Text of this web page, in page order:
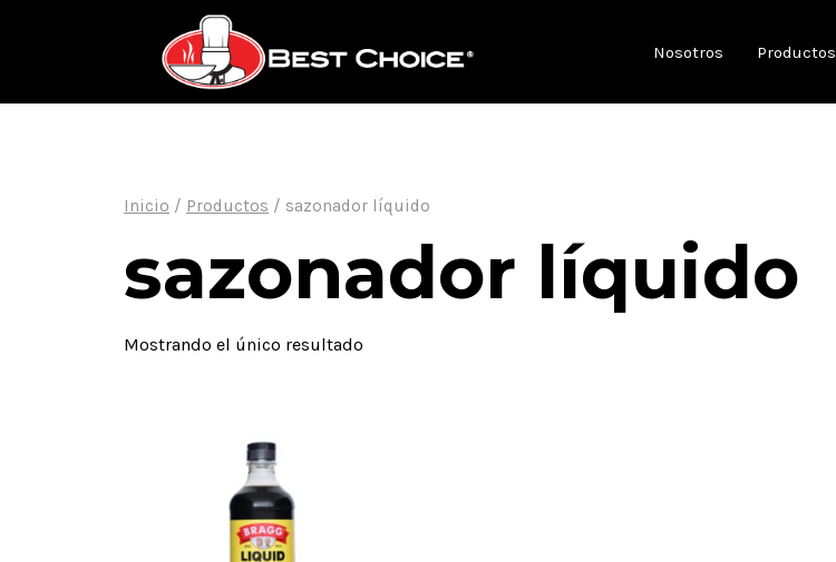
Nosotros Productos
Inicio / Productos / sazonador líquido
sazonador líquido
Mostrando el único resultado